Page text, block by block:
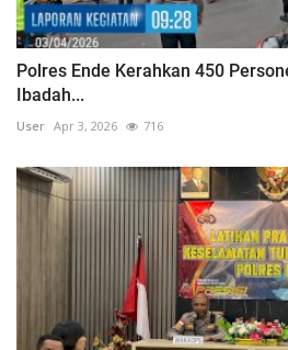
Polres Ende Kerahkan 450
Ibadah...
User Apr 3, 2026 716